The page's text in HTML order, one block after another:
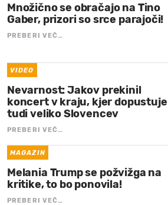
Množično se obračajo na Tino
Gaber, prizori so srce parajoči!
PREBERI VEČ…
VIDEO
Nevarnost: Jakov prekinil
koncert v kraju, kjer dopustuje
tudi veliko Slovencev
PREBERI VEČ…
MAGAZIN
Melania Trump se požvižga na
kritike, to bo ponovila!
PREBERI VEČ…